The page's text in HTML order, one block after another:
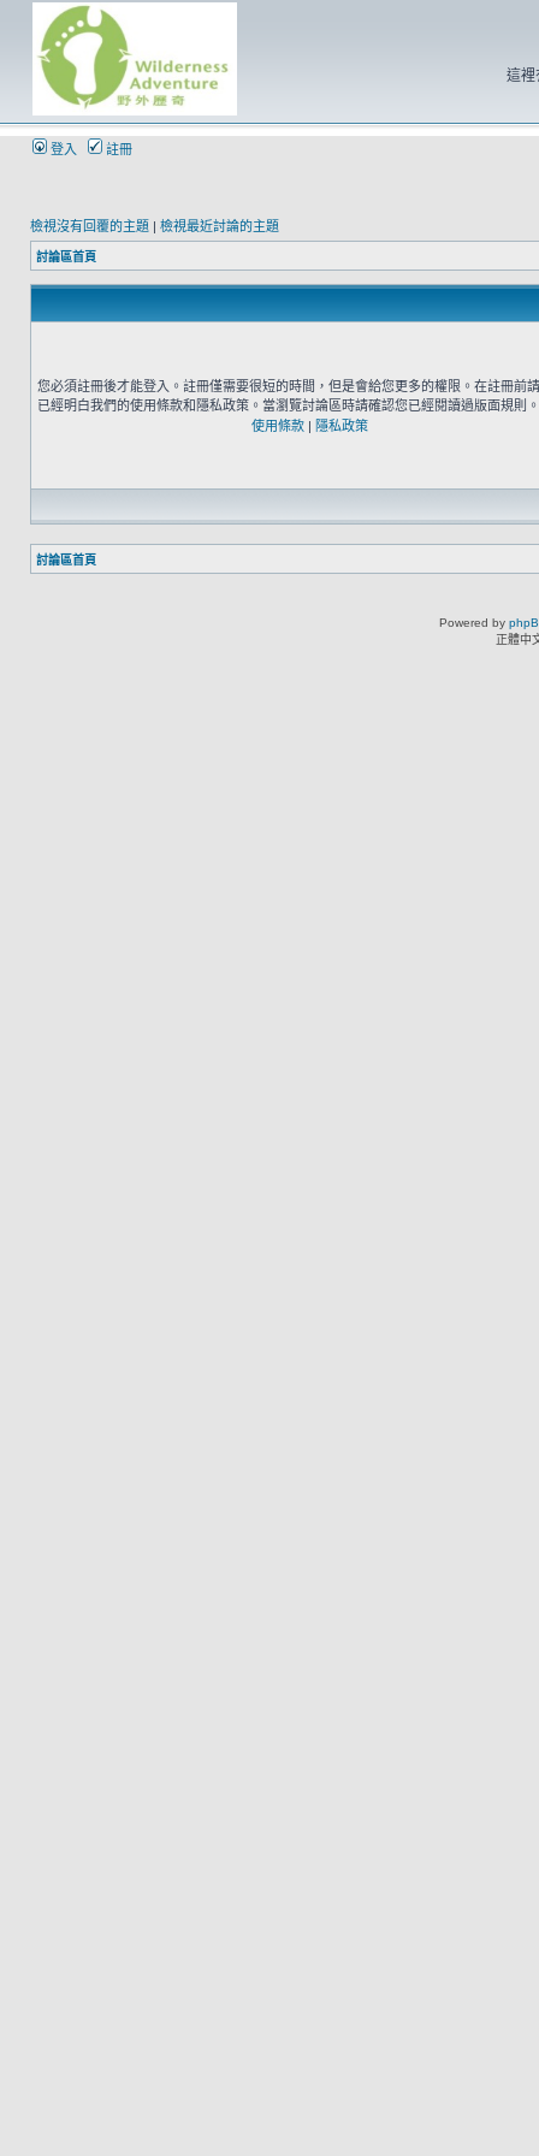
這裡
登入 註冊
檢視沒有回覆的主題 | 檢視最近討論的主題
討論區首頁
您必須註冊後才能登入。註冊僅需要很短的時間，但是會給您更多的權限。在註冊前
已經明白我們的使用條款和隱私政策。當瀏覽討論區時請確認您已經閱讀過版面規則。
使用條款 | 隱私政策
討論區首頁
Powered by
正體中